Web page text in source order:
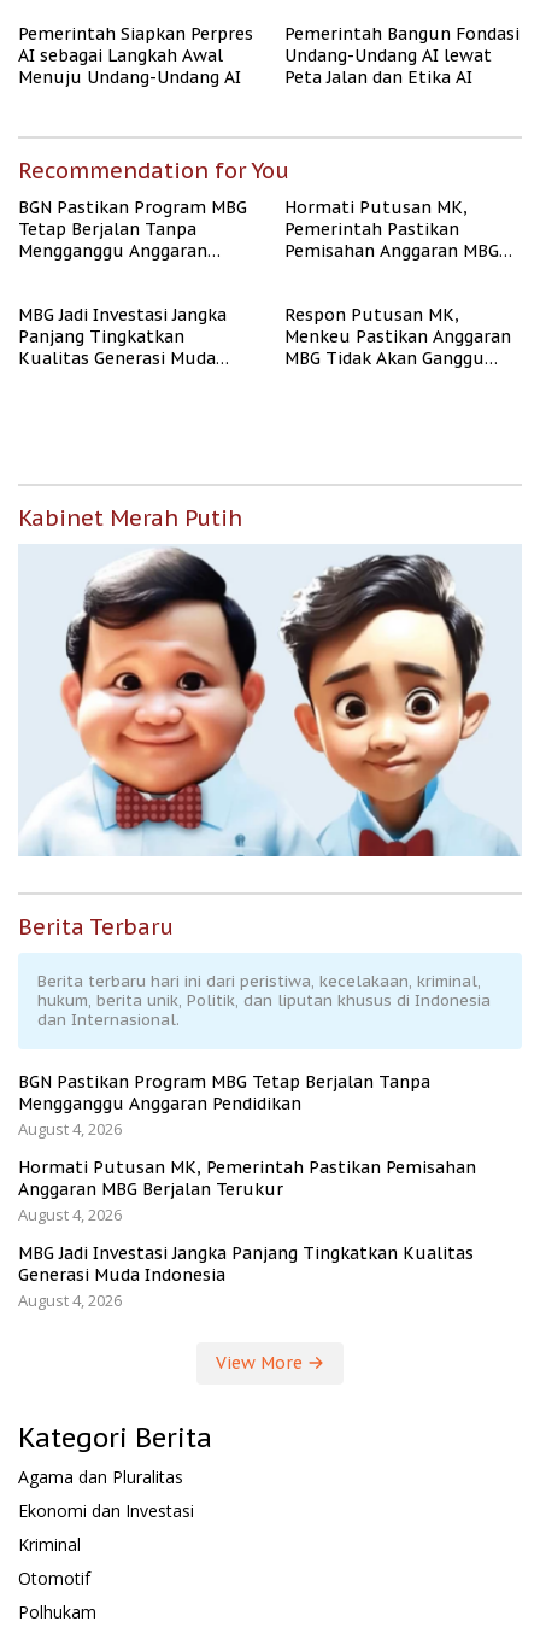
Pemerintah Siapkan Perpres
AI sebagai Langkah Awal
Menuju Undang-Undang AI
Pemerintah Bangun Fondasi
Undang-Undang AI lewat
Peta Jalan dan Etika AI
Recommendation for You
BGN Pastikan Program MBG
Tetap Berjalan Tanpa
Mengganggu Anggaran
Hormati Putusan MK,
Pemerintah Pastikan
Pemisahan Anggaran MBG
MBG Jadi Investasi Jangka
Panjang Tingkatkan
Kualitas Generasi Muda
Respon Putusan MK,
Menkeu Pastikan Anggaran
MBG Tidak Akan Ganggu
Kabinet Merah Putih
Berita Terbaru
Berita terbaru hari ini dari peristiwa, kecelakaan, kriminal,
hukum, berita unik, Politik, dan liputan khusus di Indonesia
dan Internasional.
BGN Pastikan Program MBG Tetap Berjalan Tanpa
Mengganggu Anggaran Pendidikan
August 4, 2026
Hormati Putusan MK, Pemerintah Pastikan Pemisahan
Anggaran MBG Berjalan Terukur
August 4, 2026
MBG Jadi Investasi Jangka Panjang Tingkatkan Kualitas
Generasi Muda Indonesia
August 4, 2026
View More
Kategori Berita
Agama dan Pluralitas
Ekonomi dan Investasi
Kriminal
Otomotif
Polhukam